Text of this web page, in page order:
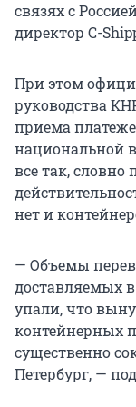
связях с
директор C-
При этом
руководства
приема
национальной
все так,
нет и
— Объемы
доставляемых
упали, что
контейнерных
существенно
Петербург, —